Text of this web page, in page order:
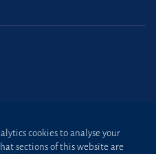
cookies to analyse your
sections of this website are